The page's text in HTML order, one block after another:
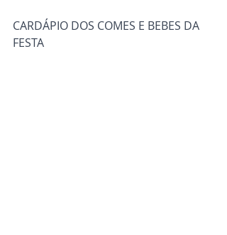
CARDÁPIO DOS COMES E BEBES DA
FESTA